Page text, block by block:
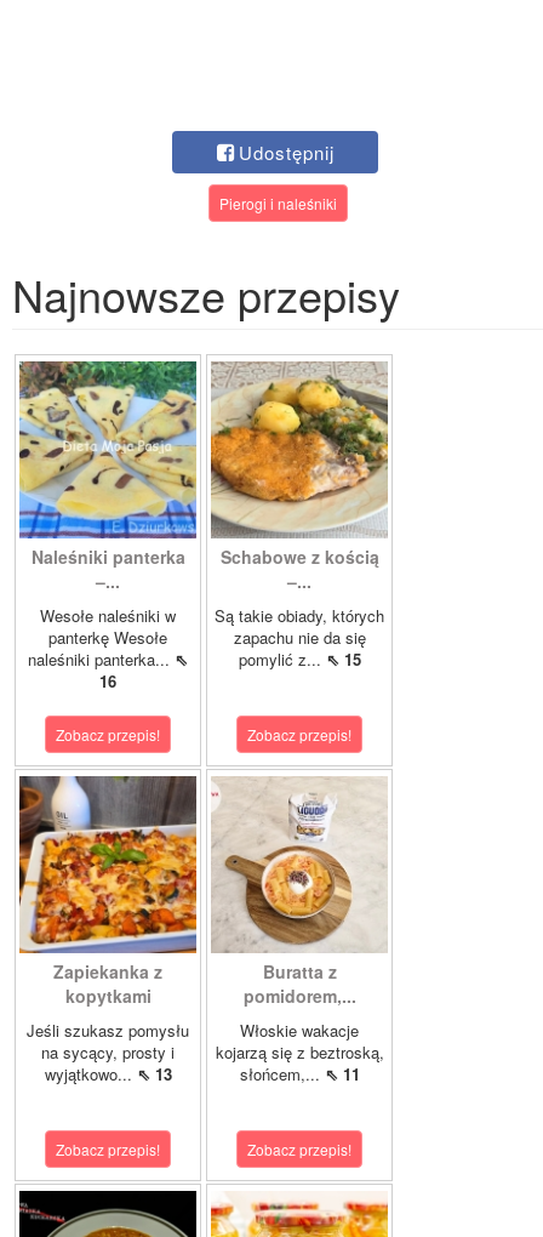
Udostępnij
Pierogi i naleśniki
Najnowsze przepisy
Naleśniki panterka
–...
Wesołe naleśniki w
panterkę Wesołe
naleśniki panterka... ⇖
16
Zobacz przepis!
Schabowe z kością
–...
Są takie obiady, których
zapachu nie da się
pomylić z... ⇖ 15
Zobacz przepis!
Zapiekanka z
kopytkami
Jeśli szukasz pomysłu
na sycący, prosty i
wyjątkowo... ⇖ 13
Zobacz przepis!
Buratta z
pomidorem,...
Włoskie wakacje
kojarzą się z beztroską,
słońcem,... ⇖ 11
Zobacz przepis!